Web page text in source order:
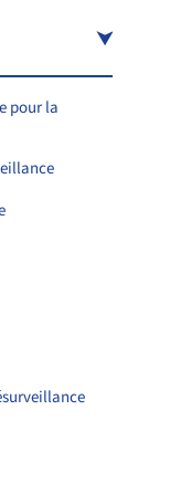
pour la